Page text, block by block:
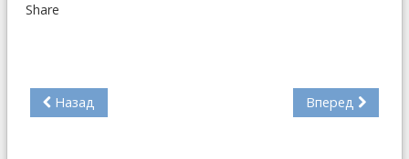
Share
Назад Вперед